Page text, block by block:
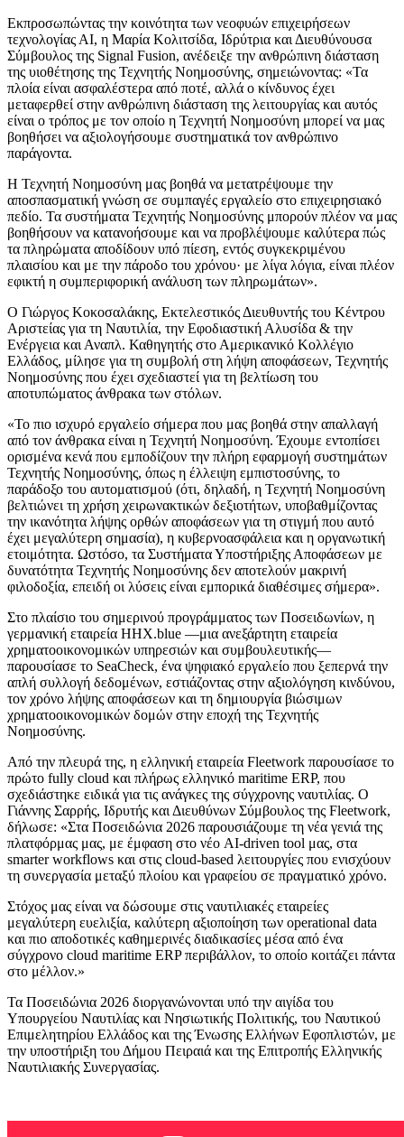
Εκπροσωπώντας την κοινότητα των νεοφυών επιχειρήσεων
τεχνολογίας ΑΙ, η Μαρία Κολιτσίδα, Ιδρύτρια και Διευθύνουσα
Σύμβουλος της Signal Fusion, ανέδειξε την ανθρώπινη διάσταση
της υιοθέτησης της Τεχνητής Νοημοσύνης, σημειώνοντας: «Τα
πλοία είναι ασφαλέστερα από ποτέ, αλλά ο κίνδυνος έχει
μεταφερθεί στην ανθρώπινη διάσταση της λειτουργίας και αυτός
είναι ο τρόπος με τον οποίο η Τεχνητή Νοημοσύνη μπορεί να μας
βοηθήσει να αξιολογήσουμε συστηματικά τον ανθρώπινο
παράγοντα.
Η Τεχνητή Νοημοσύνη μας βοηθά να μετατρέψουμε την
αποσπασματική γνώση σε συμπαγές εργαλείο στο επιχειρησιακό
πεδίο. Τα συστήματα Τεχνητής Νοημοσύνης μπορούν πλέον να μας
βοηθήσουν να κατανοήσουμε και να προβλέψουμε καλύτερα πώς
τα πληρώματα αποδίδουν υπό πίεση, εντός συγκεκριμένου
πλαισίου και με την πάροδο του χρόνου· με λίγα λόγια, είναι πλέον
εφικτή η συμπεριφορική ανάλυση των πληρωμάτων».
Ο Γιώργος Κοκοσαλάκης, Εκτελεστικός Διευθυντής του Κέντρου
Αριστείας για τη Ναυτιλία, την Εφοδιαστική Αλυσίδα & την
Ενέργεια και Αναπλ. Καθηγητής στο Αμερικανικό Κολλέγιο
Ελλάδος, μίλησε για τη συμβολή στη λήψη αποφάσεων, Τεχνητής
Νοημοσύνης που έχει σχεδιαστεί για τη βελτίωση του
αποτυπώματος άνθρακα των στόλων.
«Το πιο ισχυρό εργαλείο σήμερα που μας βοηθά στην απαλλαγή
από τον άνθρακα είναι η Τεχνητή Νοημοσύνη. Έχουμε εντοπίσει
ορισμένα κενά που εμποδίζουν την πλήρη εφαρμογή συστημάτων
Τεχνητής Νοημοσύνης, όπως η έλλειψη εμπιστοσύνης, το
παράδοξο του αυτοματισμού (ότι, δηλαδή, η Τεχνητή Νοημοσύνη
βελτιώνει τη χρήση χειρωνακτικών δεξιοτήτων, υποβαθμίζοντας
την ικανότητα λήψης ορθών αποφάσεων για τη στιγμή που αυτό
έχει μεγαλύτερη σημασία), η κυβερνοασφάλεια και η οργανωτική
ετοιμότητα. Ωστόσο, τα Συστήματα Υποστήριξης Αποφάσεων με
δυνατότητα Τεχνητής Νοημοσύνης δεν αποτελούν μακρινή
φιλοδοξία, επειδή οι λύσεις είναι εμπορικά διαθέσιμες σήμερα».
Στο πλαίσιο του σημερινού προγράμματος των Ποσειδωνίων, η
γερμανική εταιρεία HHX.blue —μια ανεξάρτητη εταιρεία
χρηματοοικονομικών υπηρεσιών και συμβουλευτικής—
παρουσίασε το SeaCheck, ένα ψηφιακό εργαλείο που ξεπερνά την
απλή συλλογή δεδομένων, εστιάζοντας στην αξιολόγηση κινδύνου,
τον χρόνο λήψης αποφάσεων και τη δημιουργία βιώσιμων
χρηματοοικονομικών δομών στην εποχή της Τεχνητής
Νοημοσύνης.
Από την πλευρά της, η ελληνική εταιρεία Fleetwork παρουσίασε το
πρώτο fully cloud και πλήρως ελληνικό maritime ERP, που
σχεδιάστηκε ειδικά για τις ανάγκες της σύγχρονης ναυτιλίας. Ο
Γιάννης Σαρρής, Ιδρυτής και Διευθύνων Σύμβουλος της Fleetwork,
δήλωσε: «Στα Ποσειδώνια 2026 παρουσιάζουμε τη νέα γενιά της
πλατφόρμας μας, με έμφαση στο νέο AI-driven tool μας, στα
smarter workflows και στις cloud-based λειτουργίες που ενισχύουν
τη συνεργασία μεταξύ πλοίου και γραφείου σε πραγματικό χρόνο.
Στόχος μας είναι να δώσουμε στις ναυτιλιακές εταιρείες
μεγαλύτερη ευελιξία, καλύτερη αξιοποίηση των operational data
και πιο αποδοτικές καθημερινές διαδικασίες μέσα από ένα
σύγχρονο cloud maritime ERP περιβάλλον, το οποίο κοιτάζει πάντα
στο μέλλον.»
Τα Ποσειδώνια 2026 διοργανώνονται υπό την αιγίδα του
Υπουργείου Ναυτιλίας και Νησιωτικής Πολιτικής, του Ναυτικού
Επιμελητηρίου Ελλάδος και της Ένωσης Ελλήνων Εφοπλιστών, με
την υποστήριξη του Δήμου Πειραιά και της Επιτροπής Ελληνικής
Ναυτιλιακής Συνεργασίας.